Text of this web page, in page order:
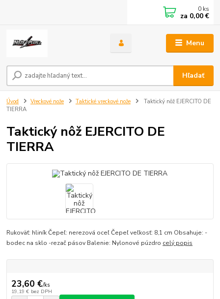
Menu
Hľadať
0 ks
za 0,00 €
Úvod Vreckové nože Taktické vreckové nože
Taktický nôž EJERCITO DE
TIERRA
Taktický nôž EJERCITO DE
TIERRA
Rukoväť: hliník Čepeľ: nerezová oceľ Čepeľ veľkosť: 8,1 cm Obsahuje: -
bodec na sklo -rezač pásov Balenie: Nylonové púzdro celý popis
23,60 €/ks
19,19 € bez DPH